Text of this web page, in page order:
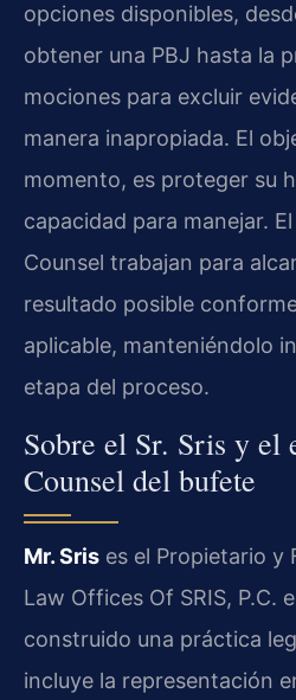
opciones disponibles,
obtener una PBJ hasta la
mociones para excluir
manera inapropiada. El
momento, es proteger su
capacidad para manejar.
Counsel trabajan para
resultado posible
aplicable, manteniéndolo
etapa del proceso.
Sobre el Sr. Sris y el
Counsel del bufete
Mr. Sris es el Propietario y
Law Offices Of SRIS, P.C.
construido una práctica
incluye la representación